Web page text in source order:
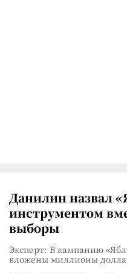
Данилин назвал
инструментом
выборы
Эксперт: В кампанию
вложены миллионы